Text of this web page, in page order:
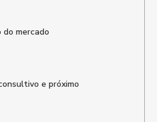
do mercado
e próximo